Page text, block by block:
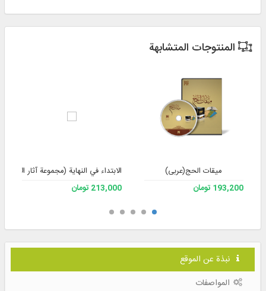
المنتوجات المتشابهة
میقات الحج(عربی)
193,200 تومان
الابتداء في النهاية (مجموعة آثار
213,000 تومان
نبذة عن الموقع
المواصفات